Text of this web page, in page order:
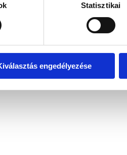
Statisztikai
engedélyezése